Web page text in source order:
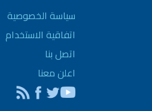
سياسة الخصوصية
اتفاقية الاستخدام
اتصل بنا
اعلن معنا